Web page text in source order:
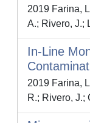
2019 Farina,
A.; Rivero, J.;
In-Line
2019 Farina,
R.; Rivero, J.;